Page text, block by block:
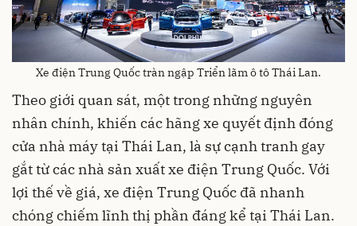
Xe điện Trung Quốc tràn ngập Triển lãm ô tô Thái Lan.
Theo giới quan sát, một trong những nguyên
nhân chính, khiến các hãng xe quyết định đóng
cửa nhà máy tại Thái Lan, là sự cạnh tranh gay
gắt từ các nhà sản xuất xe điện Trung Quốc. Với
lợi thế về giá, xe điện Trung Quốc đã nhanh
chóng chiếm lĩnh thị phần đáng kể tại Thái Lan.